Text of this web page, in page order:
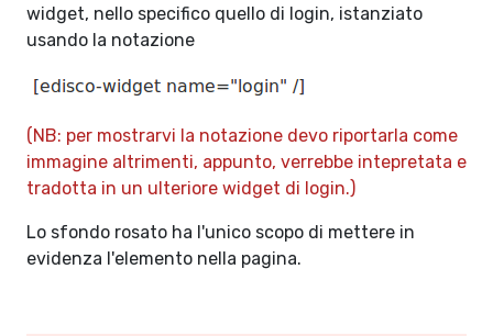
widget, nello specifico quello di login, istanziato
usando la notazione
(NB: per mostrarvi la notazione devo riportarla come
immagine altrimenti, appunto, verrebbe intepretata e
tradotta in un ulteriore widget di login.)
Lo sfondo rosato ha l'unico scopo di mettere in
evidenza l'elemento nella pagina.